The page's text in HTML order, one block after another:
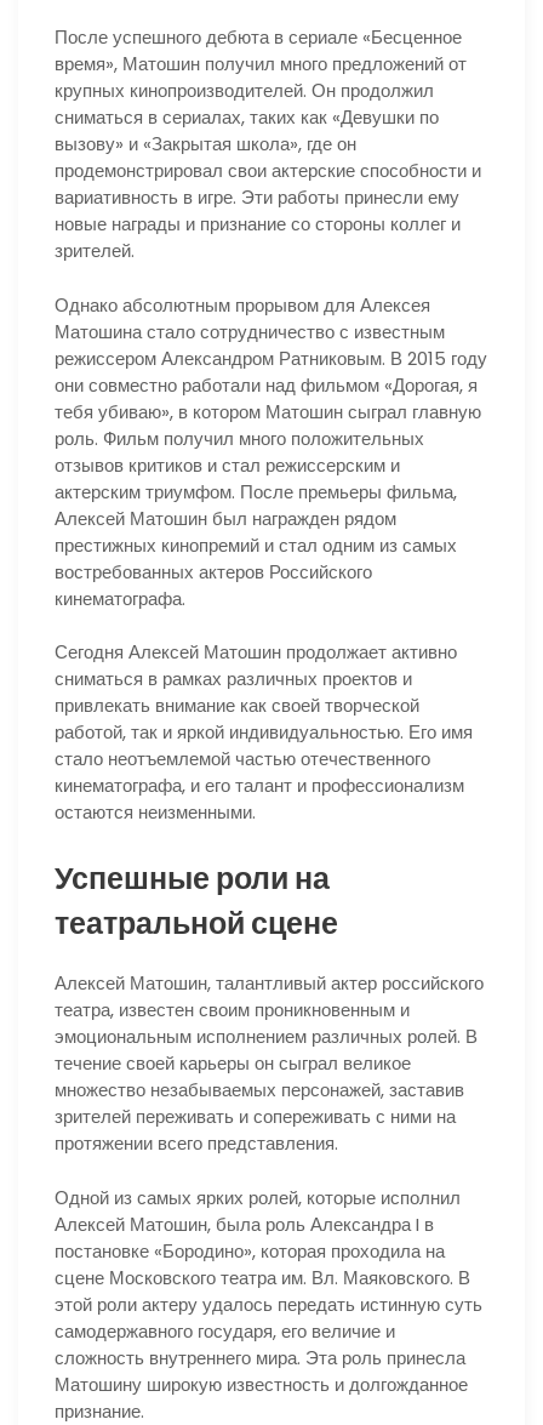
После успешного дебюта в сериале «Бесценное
время», Матошин получил много предложений от
крупных кинопроизводителей. Он продолжил
сниматься в сериалах, таких как «Девушки по
вызову» и «Закрытая школа», где он
продемонстрировал свои актерские способности и
вариативность в игре. Эти работы принесли ему
новые награды и признание со стороны коллег и
зрителей.
Однако абсолютным прорывом для Алексея
Матошина стало сотрудничество с известным
режиссером Александром Ратниковым. В 2015 году
они совместно работали над фильмом «Дорогая, я
тебя убиваю», в котором Матошин сыграл главную
роль. Фильм получил много положительных
отзывов критиков и стал режиссерским и
актерским триумфом. После премьеры фильма,
Алексей Матошин был награжден рядом
престижных кинопремий и стал одним из самых
востребованных актеров Российского
кинематографа.
Сегодня Алексей Матошин продолжает активно
сниматься в рамках различных проектов и
привлекать внимание как своей творческой
работой, так и яркой индивидуальностью. Его имя
стало неотъемлемой частью отечественного
кинематографа, и его талант и профессионализм
остаются неизменными.
Успешные роли на
театральной сцене
Алексей Матошин, талантливый актер российского
театра, известен своим проникновенным и
эмоциональным исполнением различных ролей. В
течение своей карьеры он сыграл великое
множество незабываемых персонажей, заставив
зрителей переживать и сопереживать с ними на
протяжении всего представления.
Одной из самых ярких ролей, которые исполнил
Алексей Матошин, была роль Александра I в
постановке «Бородино», которая проходила на
сцене Московского театра им. Вл. Маяковского. В
этой роли актеру удалось передать истинную суть
самодержавного государя, его величие и
сложность внутреннего мира. Эта роль принесла
Матошину широкую известность и долгожданное
признание.